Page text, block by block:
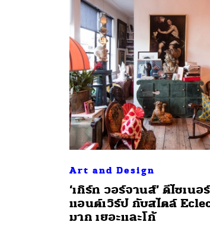
Art and Design
‘เกิร์ท วอร์จานส์’ ดีไซเนอ
แอนต์เวิร์ป กับสไตล์
มาก เยอะและโก้